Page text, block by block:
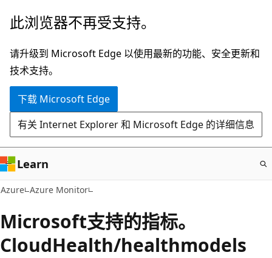
跳
主
要
内
此浏览器不再受支持。
请升级到 Microsoft Edge 以使用最新的功能、安全更新和
技术支持。
下载 Microsoft Edge
有关 Internet Explorer 和 Microsoft Edge 的详细信息
Learn
Azure Azure Monitor
Microsoft支持的指标。
CloudHealth/healthmodels